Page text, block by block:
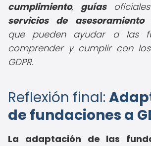
cumplimiento, guías
servicios de asesoramiento
que pueden ayudar a las
comprender y cumplir con
GDPR.
Reflexión final:
de fundaciones a
La adaptación de las